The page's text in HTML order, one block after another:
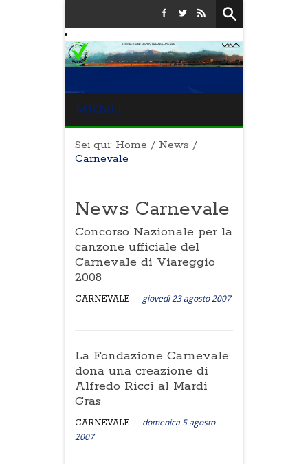
MENU
Sei qui: Home / News /
Carnevale
News Carnevale
Concorso Nazionale per la
canzone ufficiale del
Carnevale di Viareggio
2008
CARNEVALE giovedì 23 agosto 2007
La Fondazione Carnevale
dona una creazione di
Alfredo Ricci al Mardi
Gras
CARNEVALE
domenica 5 agosto
2007